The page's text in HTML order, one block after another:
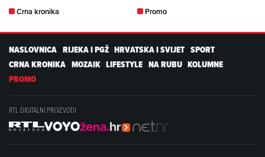
Crna kronika
Promo
NASLOVNICA RIJEKA I PGŽ HRVATSKA I SVIJET SPORT
CRNA KRONIKA MOZAIK LIFESTYLE NA RUBU KOLUMNE
PROMO
RTL DIGITALNI PROIZVODI